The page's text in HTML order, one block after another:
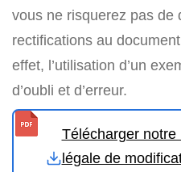
vous ne risquerez pas de
rectifications au
effet, l’utilisation d’un
d’oubli et d’erreur.
Télécharger notre
légale de